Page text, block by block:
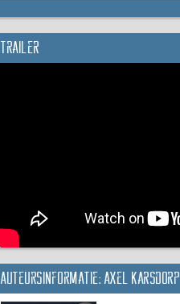
Trailer
Auteursinformatie: Axel Karsdorp